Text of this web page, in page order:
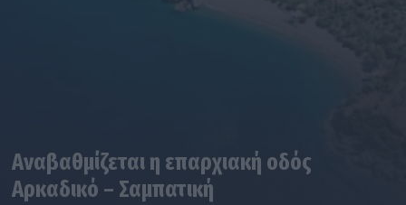
Αναβαθμίζεται η επαρχιακή οδός
Αρκαδικό – Σαμπατική